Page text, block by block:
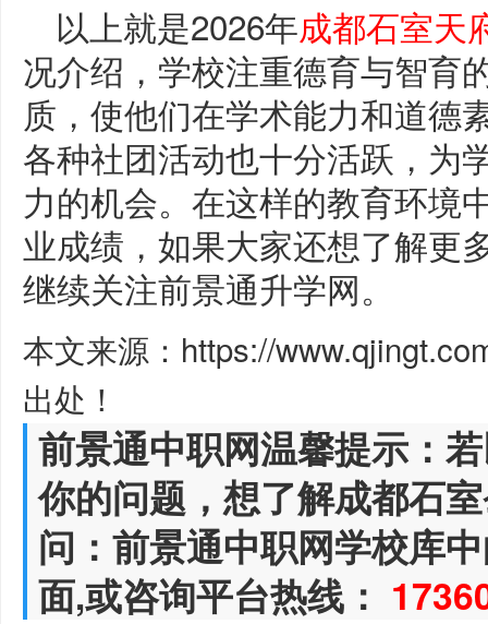
以上就是2026年成都石室天
况介绍，学校注重德育与智育
质，使他们在学术能力和道德
各种社团活动也十分活跃，为
力的机会。在这样的教育环境
业成绩，如果大家还想了解更
继续关注前景通升学网。
本文来源：https://
出处！
前景通中职网温馨提示：
你的问题，想了解成都石
问：前景通中职网学校库
面,或咨询平台热线：